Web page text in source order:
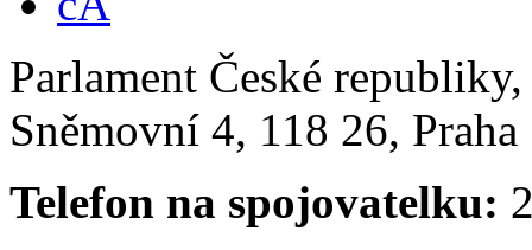
Parlament České
Sněmovní 4, 118 26,
Telefon na spojovatelku: